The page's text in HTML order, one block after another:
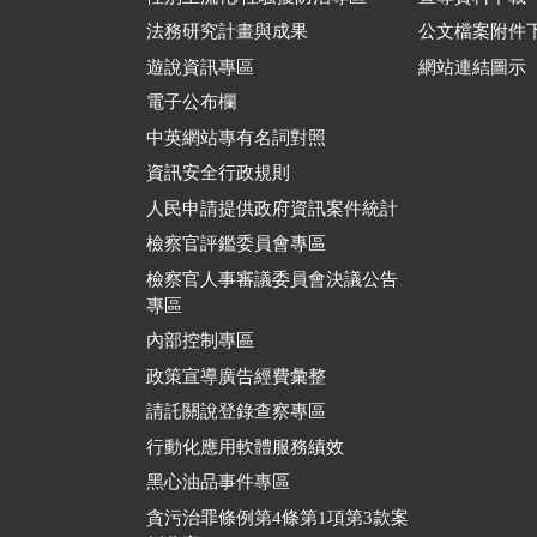
法務研究計畫與成果
遊說資訊專區
電子公布欄
中英網站專有名詞對照
資訊安全行政規則
人民申請提供政府資訊案件統計
檢察官評鑑委員會專區
檢察官人事審議委員會決議公告
專區
內部控制專區
政策宣導廣告經費彙整
請託關說登錄查察專區
行動化應用軟體服務績效
黑心油品事件專區
貪污治罪條例第4條第1項第3款案
公文檔案附件
網站連結圖示